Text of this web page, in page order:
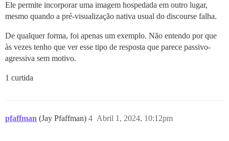
Ele permite incorporar uma imagem hospedada em outro lugar,
mesmo quando a pré-visualização nativa usual do discourse falha.
De qualquer forma, foi apenas um exemplo. Não entendo por que
às vezes tenho que ver esse tipo de resposta que parece passivo-
agressiva sem motivo.
1 curtida
pfaffman (Jay Pfaffman) Abril 1, 2024, 10:12pm
4